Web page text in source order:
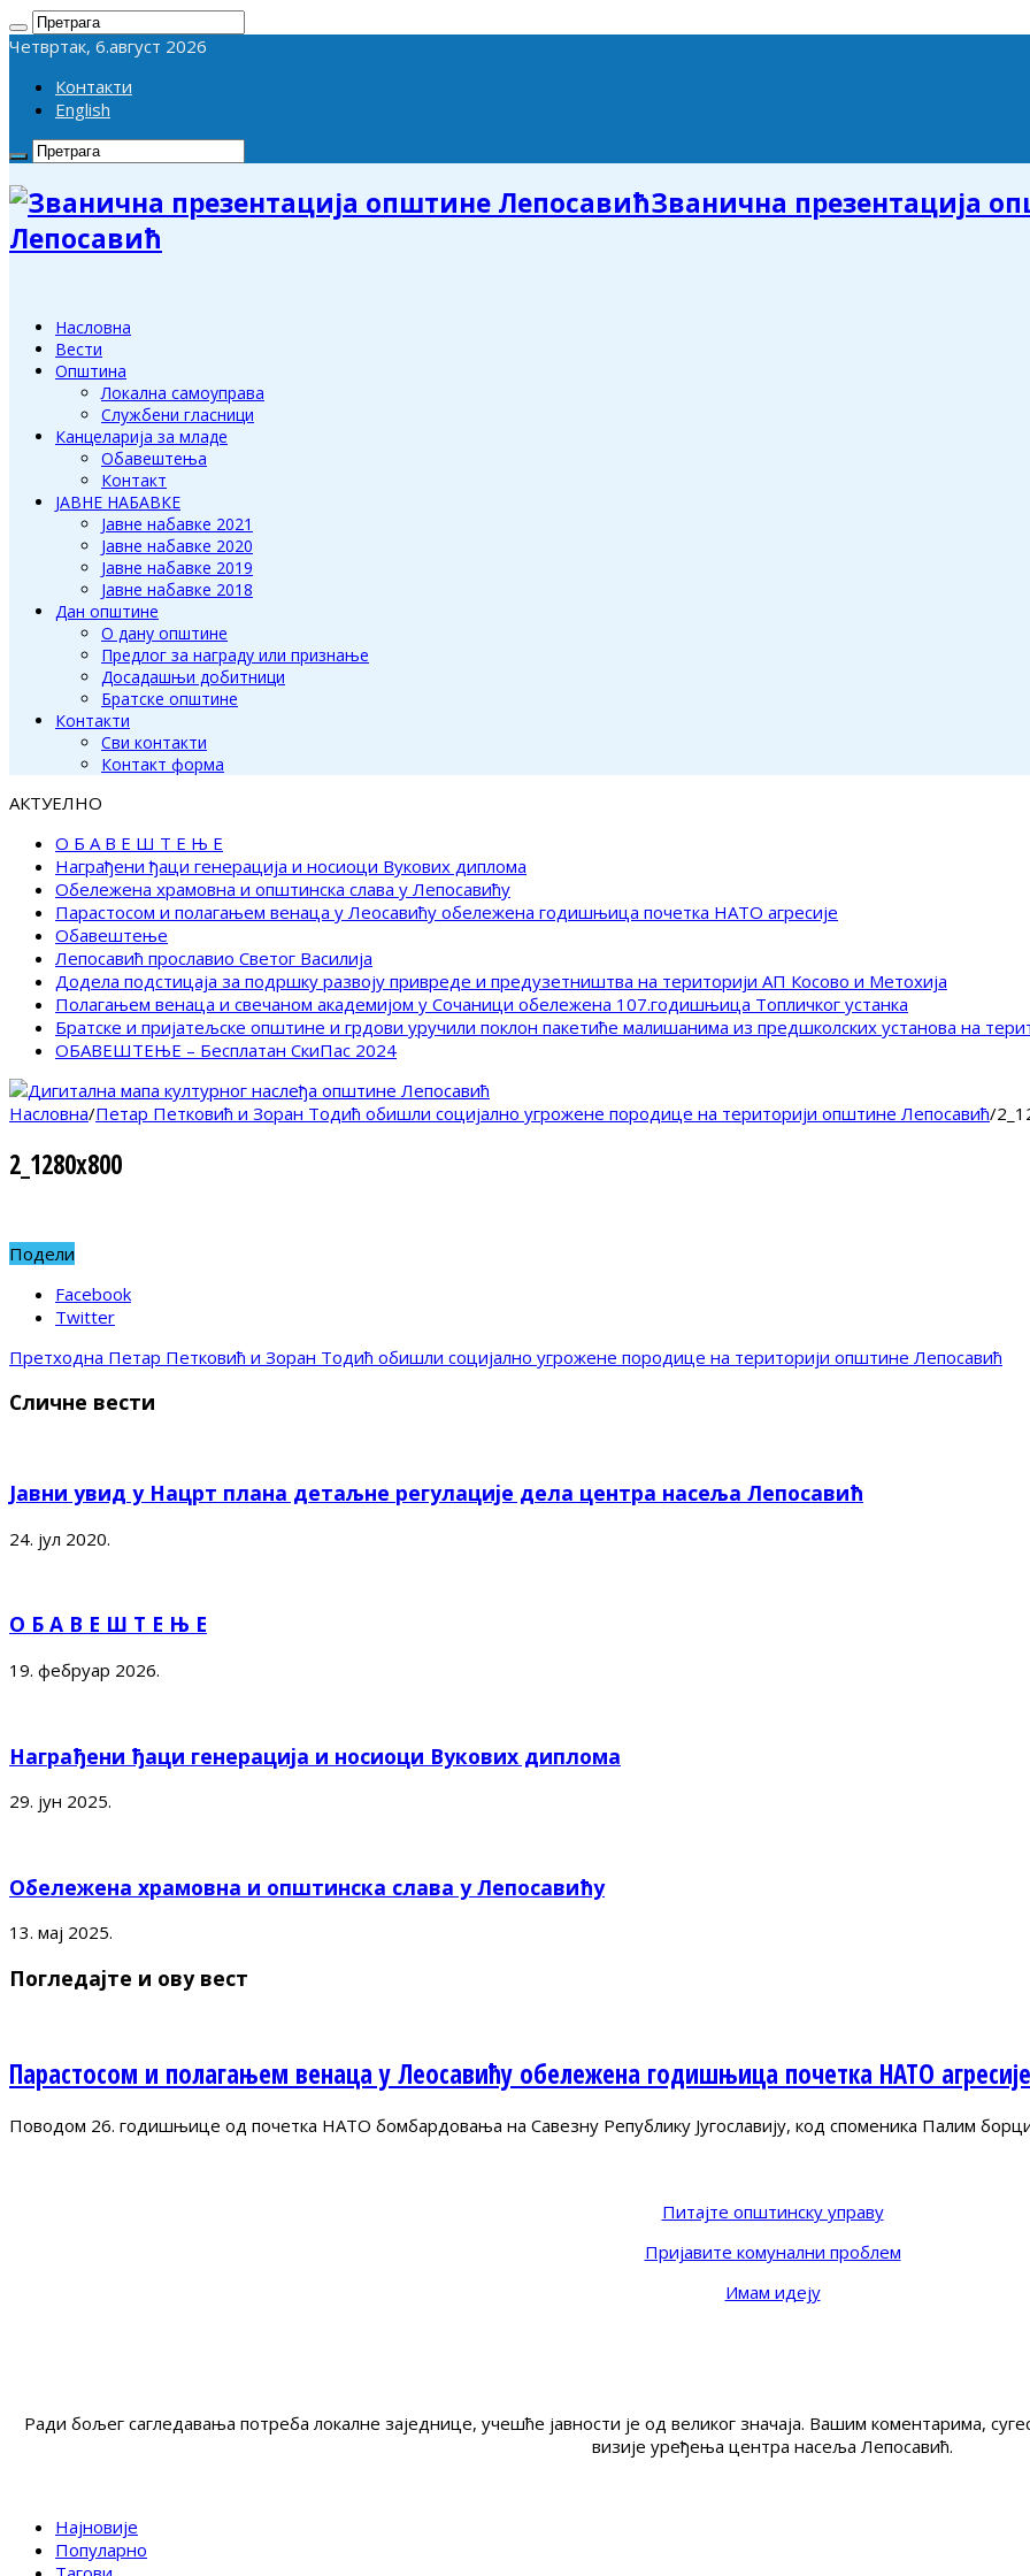
Четвртак, 6.август 2026
Контакти
English
Званична презентација
Лепосавић
Насловна
Вести
Општина
Локална самоуправа
Службени гласници
Канцеларија за младе
Обавештења
Контакт
ЈАВНЕ НАБАВКЕ
Јавне набавке 2021
Јавне набавке 2020
Јавне набавке 2019
Јавне набавке 2018
Дан општине
О дану општине
Предлог за награду или признање
Досадашњи добитници
Братске општине
Контакти
Сви контакти
Контакт форма
АКТУЕЛНО
О Б А В Е Ш Т Е Њ Е
Награђени ђаци генерација и носиоци Вукових диплома
Обележена храмовна и општинска слава у Лепосавићу
Парастосом и полагањем венаца у Леосавићу обележена годишњица почетка НАТО агресије
Обавештење
Лепосавић прославио Светог Василија
Додела подстицаја за подршку развоју привреде и предузетништва на територији АП Косово и Метохија
Полагањем венаца и свечаном академијом у Сочаници обележена 107.годишњица Топличког устанка
Братске и пријатељске општине и грдови уручили поклон пакетиће малишанима из предшколских установа на
ОБАВЕШТЕЊЕ – Бесплатан СкиПас 2024
Насловна/Петар Петковић и Зоран Тодић обишли социјално угрожене породице на територији општине Лепосавић/
2_1280x800
Подели
Facebook
Twitter
Претходна Петар Петковић и Зоран Тодић обишли социјално угрожене породице на територији општине Лепосавић
Сличне вести
Јавни увид у Нацрт плана детаљне регулације дела центра насеља Лепосавић
24. јул 2020.
О Б А В Е Ш Т Е Њ Е
19. фебруар 2026.
Награђени ђаци генерација и носиоци Вукових диплома
29. јун 2025.
Обележена храмовна и општинска слава у Лепосавићу
13. мај 2025.
Погледајте и ову вест
Парастосом и полагањем венаца у Леосавићу обележена годишњица почетка НАТО агресије
Поводом 26. годишњице од почетка НАТО бомбардовања на Савезну Републику Југославију, код споменика Палим
Питајте општинску управу
Пријавите комунални проблем
Имам идеју
Ради бољег сагледавања потреба локалне заједнице, учешће јавности је од великог значаја. Вашим коментарима,
визије уређења центра насеља Лепосавић.
Најновије
Популарно